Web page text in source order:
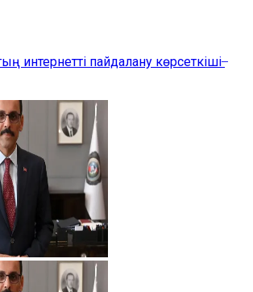
интернетті пайдалану көрсеткіші